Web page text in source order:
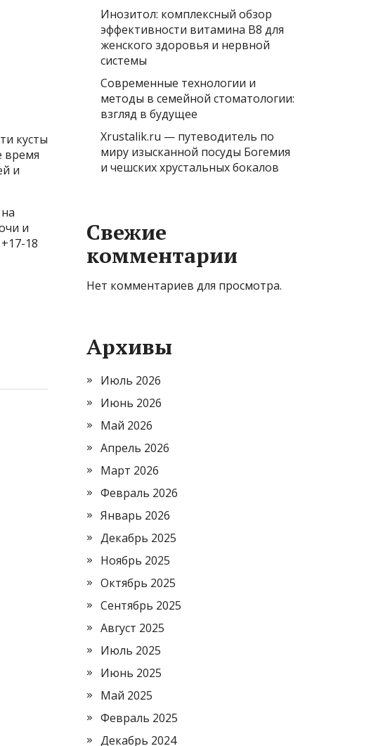
кусты
время
и
и
18
Инозитол: комплексный обзор
эффективности витамина B8 для
женского здоровья и нервной
системы
Современные технологии и
методы в семейной стоматологии:
взгляд в будущее
Xrustalik.ru — путеводитель по
миру изысканной посуды Богемия
и чешских хрустальных бокалов
Свежие
комментарии
Нет комментариев для просмотра.
Архивы
Июль 2026
Июнь 2026
Май 2026
Апрель 2026
Март 2026
Февраль 2026
Январь 2026
Декабрь 2025
Ноябрь 2025
Октябрь 2025
Сентябрь 2025
Август 2025
Июль 2025
Июнь 2025
Май 2025
Февраль 2025
Декабрь 2024